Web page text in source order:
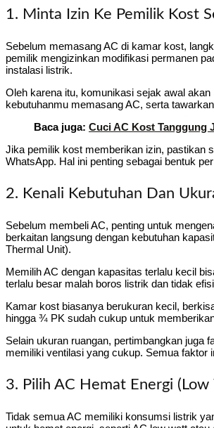
1. Minta Izin Ke Pemilik Kost
Sebelum memasang AC di kamar kost,
pemilik mengizinkan modifikasi permanen
instalasi listrik.
Oleh karena itu, komunikasi sejak awal
kebutuhanmu memasang AC, serta
Baca juga: Cuci AC Kost Tanggung
Jika pemilik kost memberikan izin, pastikan
WhatsApp. Hal ini penting sebagai bentuk
2. Kenali Kebutuhan Dan
Sebelum membeli AC, penting untuk
berkaitan langsung dengan kebutuhan
Thermal Unit).
Memilih AC dengan kapasitas terlalu kecil
terlalu besar malah boros listrik dan tidak
Kamar kost biasanya berukuran kecil,
hingga ¾ PK sudah cukup untuk
Selain ukuran ruangan, pertimbangkan juga
memiliki ventilasi yang cukup. Semua faktor
3. Pilih AC Hemat Energi
Tidak semua AC memiliki konsumsi listrik